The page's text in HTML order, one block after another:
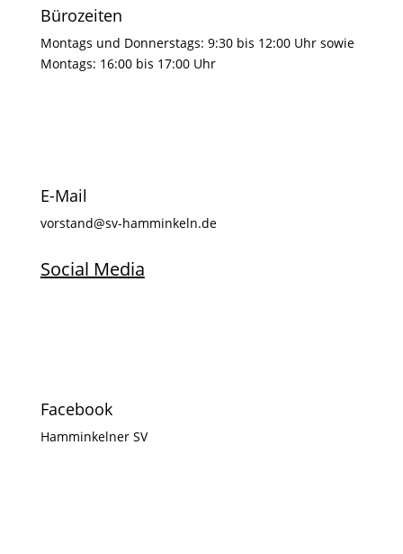
Bürozeiten
Montags und Donnerstags: 9:30 bis 12:00 Uhr sowie
Montags: 16:00 bis 17:00 Uhr
E-Mail
vorstand@sv-hamminkeln.de
Social Media
Facebook
Hamminkelner SV